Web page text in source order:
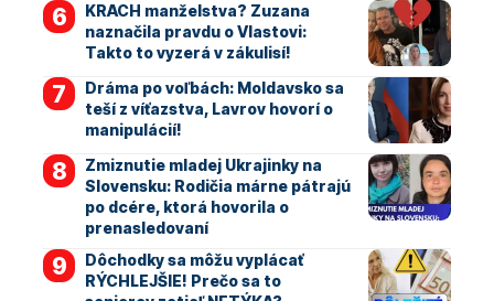
KRACH manželstva? Zuzana
naznačila pravdu o Vlastovi:
Takto to vyzerá v zákulisí!
Dráma po voľbách: Moldavsko sa
teší z víťazstva, Lavrov hovorí o
manipulácií!
Zmiznutie mladej Ukrajinky na
Slovensku: Rodičia márne pátrajú
po dcére, ktorá hovorila o
prenasledovaní
Dôchodky sa môžu vyplácať
RÝCHLEJŠIE! Prečo sa to